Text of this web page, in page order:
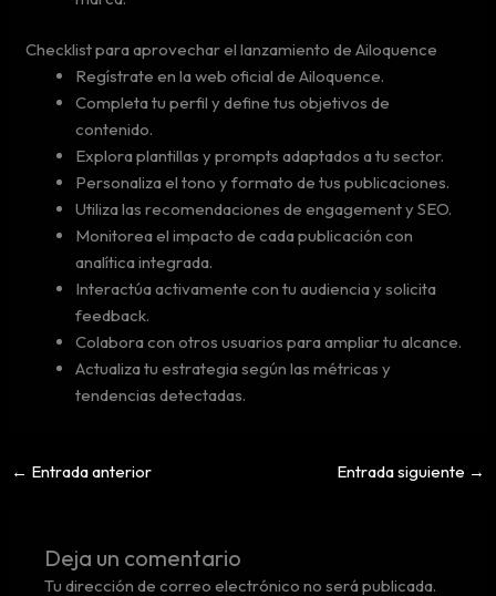
Checklist para aprovechar el lanzamiento de Ailoquence
Regístrate en la web oficial de Ailoquence.
Completa tu perfil y define tus objetivos de
contenido.
Explora plantillas y prompts adaptados a tu sector.
Personaliza el tono y formato de tus publicaciones.
Utiliza las recomendaciones de engagement y SEO.
Monitorea el impacto de cada publicación con
analítica integrada.
Interactúa activamente con tu audiencia y solicita
feedback.
Colabora con otros usuarios para ampliar tu alcance.
Actualiza tu estrategia según las métricas y
tendencias detectadas.
← Entrada anterior Entrada siguiente →
Deja un comentario
Tu dirección de correo electrónico no será publicada.